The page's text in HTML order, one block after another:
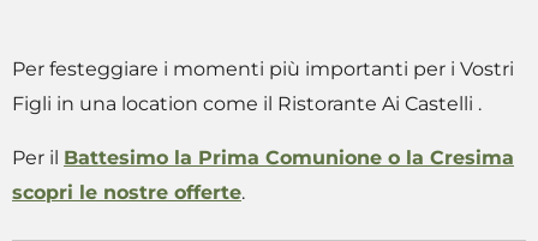
Per festeggiare i momenti più importanti per i Vostri
Figli in una location come il Ristorante Ai Castelli .
Per il Battesimo la Prima Comunione o la Cresima
scopri le nostre offerte.